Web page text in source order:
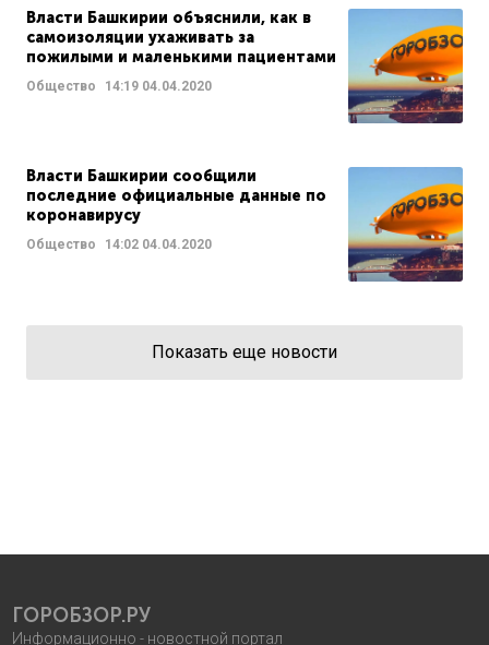
Власти Башкирии объяснили, как в
самоизоляции ухаживать за
пожилыми и маленькими пациентами
Общество 14:19 04.04.2020
Власти Башкирии сообщили
последние официальные данные по
коронавирусу
Общество 14:02 04.04.2020
Показать еще новости
ГОРОБЗОР.РУ
Информационно - новостной портал